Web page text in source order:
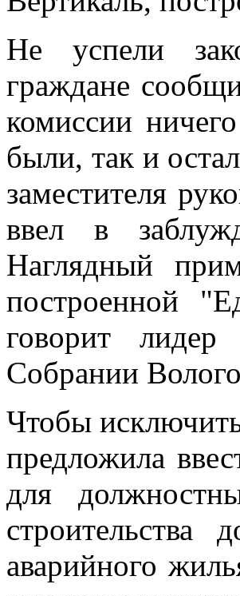
Не успели
граждане
комиссии
были, так и
заместителя
ввел в
Наглядный
построенной
говорит
Собрании
Чтобы
предложила
для
аварийного